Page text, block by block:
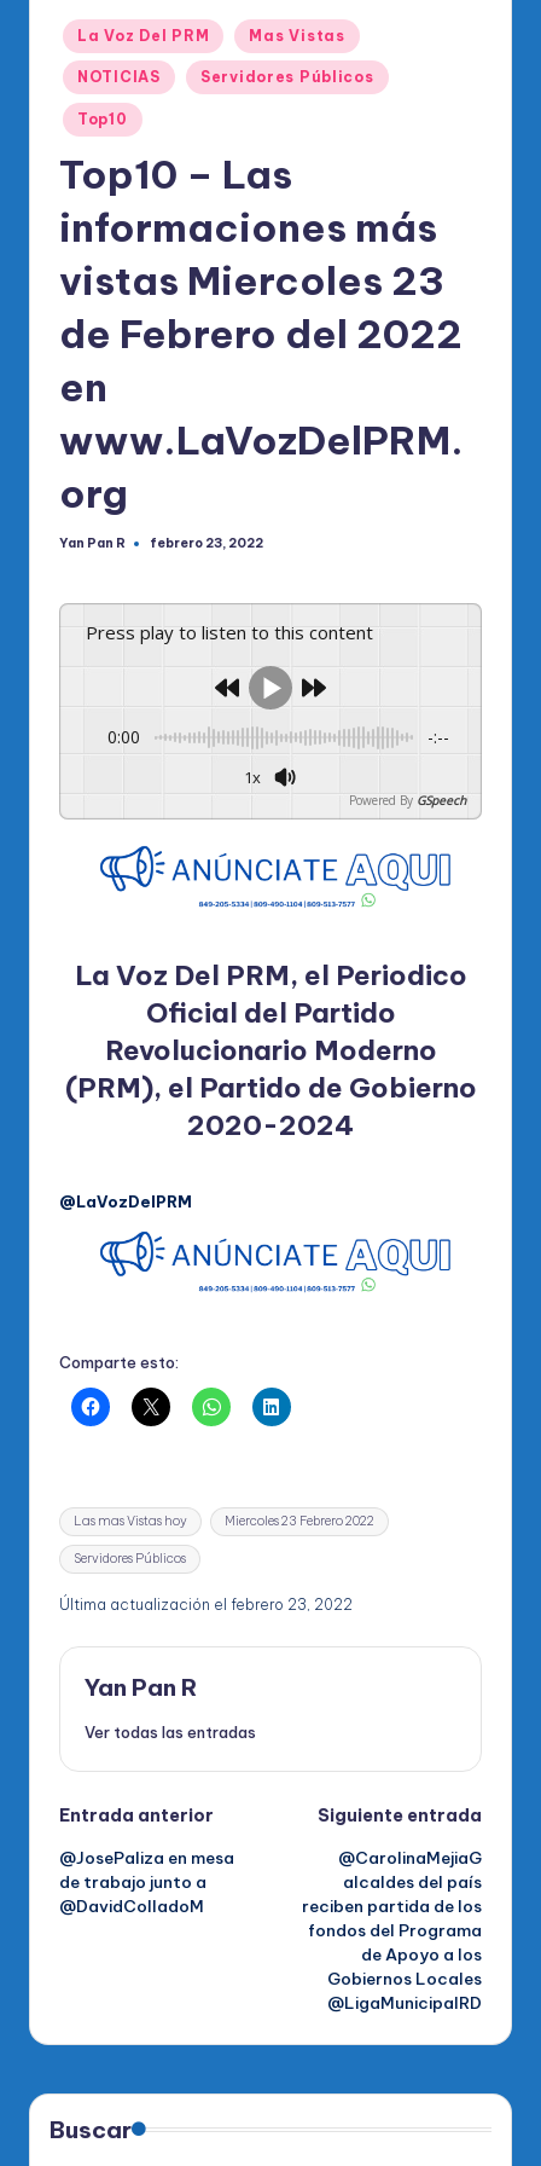
di
O
ci
al
R
M
Publicado
en
La Voz Del PRM Mas Vistas
NOTICIAS Servidores Públicos
Top10
Top10 – Las
informaciones más
vistas Miercoles 23
de Febrero del 2022
en
www.LaVozDelPRM.
org
Publicado
Yan Pan R febrero 23, 2022
Press play to listen to this content
0:00 -:--
1x
Powered By GSpeech
La Voz Del PRM, el Periodico
Oficial del Partido
Revolucionario Moderno
(PRM), el Partido de Gobierno
2020-2024
@LaVozDelPRM
Comparte esto:
Etiquetas:
Las mas Vistas hoy Miercoles 23 Febrero 2022
Servidores Públicos
Última actualización el febrero 23, 2022
Yan Pan R
Ver todas las entradas
Navegación
de
entradas
Entrada anterior
@JosePaliza en mesa
de trabajo junto a
@DavidColladoM
Siguiente entrada
@CarolinaMejiaG
alcaldes del país
reciben partida de los
fondos del Programa
de Apoyo a los
Gobiernos Locales
@LigaMunicipalRD
Buscar